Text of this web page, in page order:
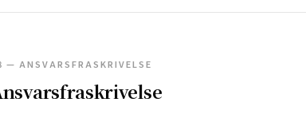
— ANSVARSFRASKRIVELSE